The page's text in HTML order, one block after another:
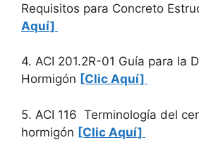
Requisitos para Concreto
Aquí]
4. ACI 201.2R-01 Guía para la
Hormigón [Clic Aquí]
5. ACI 116 Terminología del
hormigón [Clic Aquí]